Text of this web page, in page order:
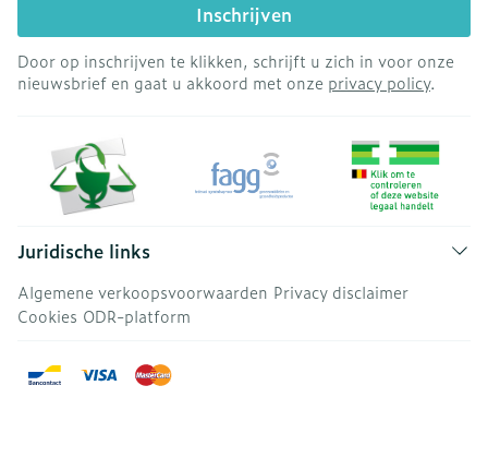
Inschrijven
Door op inschrijven te klikken, schrijft u zich in voor onze
nieuwsbrief en gaat u akkoord met onze privacy policy.
Juridische links
Algemene verkoopsvoorwaarden Privacy disclaimer
Cookies ODR-platform